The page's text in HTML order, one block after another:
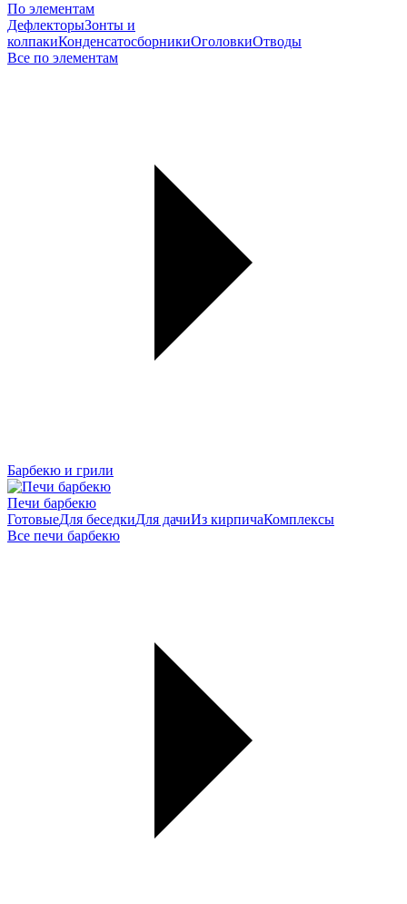
По элементам
ДефлекторыЗонты и
колпакиКонденсатосборникиОголовкиОтводы
Все по элементам
Барбекю и грили
Печи барбекю
ГотовыеДля беседкиДля дачиИз кирпичаКомплексы
Все печи барбекю